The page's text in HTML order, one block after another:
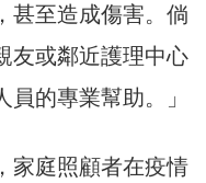
甚至造成傷害。倘
友或鄰近護理中心
的專業幫助。」
家庭照顧者在疫情